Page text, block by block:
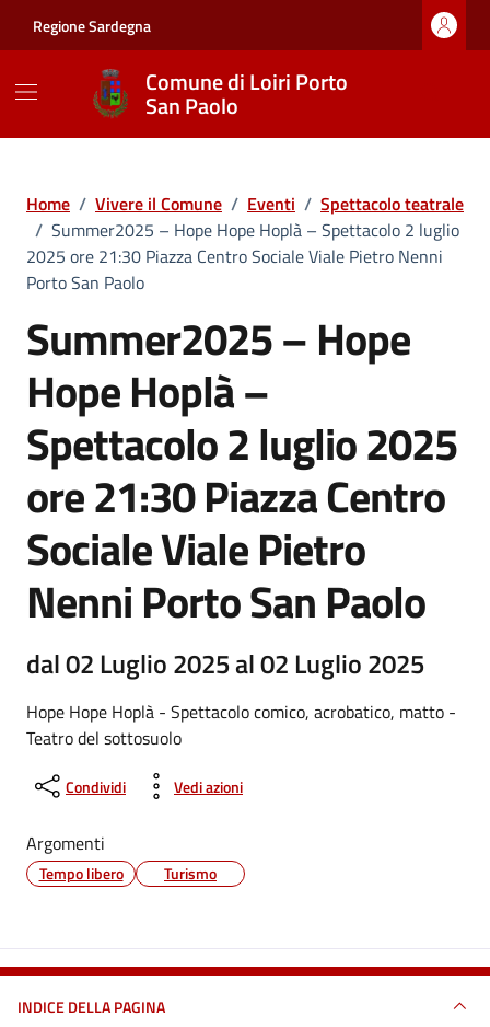
Regione Sardegna
Comune di Loiri Porto
San Paolo
Home / Vivere il Comune / Eventi / Spettacolo teatrale
/ Summer2025 – Hope Hope Hoplà – Spettacolo 2 luglio
2025 ore 21:30 Piazza Centro Sociale Viale Pietro Nenni
Porto San Paolo
Summer2025 – Hope
Hope Hoplà –
Spettacolo 2 luglio 2025
ore 21:30 Piazza Centro
Sociale Viale Pietro
Nenni Porto San Paolo
dal 02 Luglio 2025 al 02 Luglio 2025
Hope Hope Hoplà - Spettacolo comico, acrobatico, matto -
Teatro del sottosuolo
Condividi Vedi azioni
Argomenti
Tempo libero Turismo
INDICE DELLA PAGINA